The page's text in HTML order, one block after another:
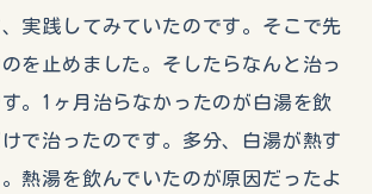
実践してみていたのです。そこで先
を止めました。そしたらなんと治っ
。1ヶ月治らなかったのが白湯を飲
で治ったのです。多分、白湯が熱す
熱湯を飲んでいたのが原因だったよ